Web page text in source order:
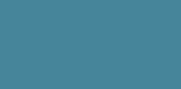
les habitations refuges. Elle
ouvre sa partition et nous
sonores et parlés. Elle termine
éloignons lentement des